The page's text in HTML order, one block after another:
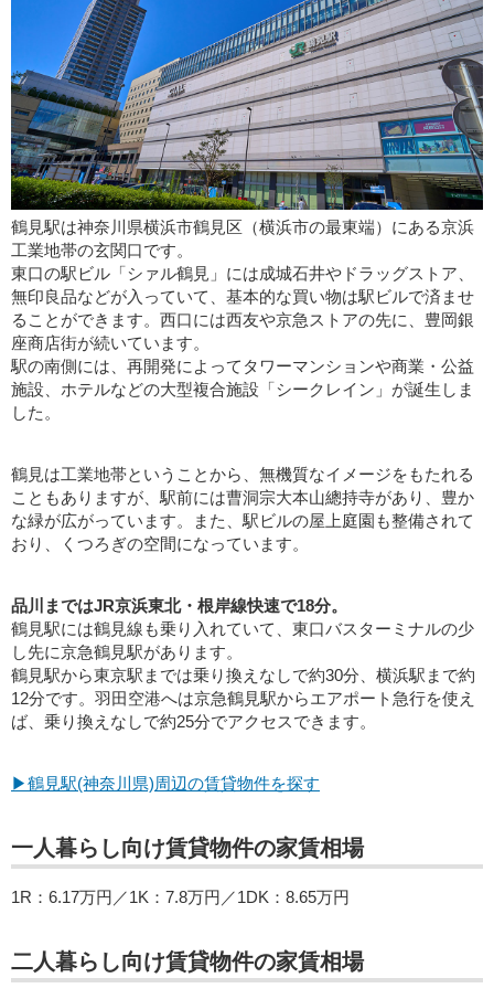
鶴見駅は神奈川県横浜市鶴見区（横浜市の最東端）にある京浜
工業地帯の玄関口です。
東口の駅ビル「シァル鶴見」には成城石井やドラッグストア、
無印良品などが入っていて、基本的な買い物は駅ビルで済ませ
ることができます。西口には西友や京急ストアの先に、豊岡銀
座商店街が続いています。
駅の南側には、再開発によってタワーマンションや商業・公益
施設、ホテルなどの大型複合施設「シークレイン」が誕生しま
した。
鶴見は工業地帯ということから、無機質なイメージをもたれる
こともありますが、駅前には曹洞宗大本山總持寺があり、豊か
な緑が広がっています。また、駅ビルの屋上庭園も整備されて
おり、くつろぎの空間になっています。
品川まではJR京浜東北・根岸線快速で18分。
鶴見駅には鶴見線も乗り入れていて、東口バスターミナルの少
し先に京急鶴見駅があります。
鶴見駅から東京駅までは乗り換えなしで約30分、横浜駅まで約
12分です。羽田空港へは京急鶴見駅からエアポート急行を使え
ば、乗り換えなしで約25分でアクセスできます。
▶鶴見駅(神奈川県)周辺の賃貸物件を探す
一人暮らし向け賃貸物件の家賃相場
1R：6.17万円／1K：7.8万円／1DK：8.65万円
二人暮らし向け賃貸物件の家賃相場